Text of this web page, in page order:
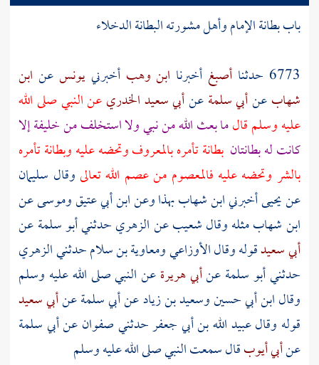
باب بطانة الإمام وأهل مشورته البطانة الدخلاء
6773 حدثنا
أصبغ أخبرنا ابن وهبأخبرنييونس عن ابن
شهابعنأبي سلمةعنأبي سعيد الخدريعن النبي صلى الله
عليه وسلم قالما بعث الله من نبي ولا استخلف من خليفة إلا
كانت له بطانتان بطانة تأمره بالمعروف وتحضه عليه وبطانة تأمره
بالشر وتحضه عليه فالمعصوم من عصم الله تعالىوقال سليمان
عن يحيى أخبرني ابن شهاب بهذا وعن ابن أبي عتيق وموسى عن
ابن شهاب مثله وقال شعيب عن الزهري حدثني أبو سلمة عن
أبي سعيدقوله وقال الأوزاعي ومعاوية بن سلام حدثني الزهري
حدثني أبو سلمة عنأبي هريرةعن النبي صلى الله عليه وسلم
وقال ابن أبي حسين وسعيد بن زياد عن أبي سلمة عنأبي سعيد
قوله وقال عبيد الله بن أبي جعفر حدثني صفوان عن أبي سلمة
عنأبي أيوبقال سمعت النبي صلى الله عليه وسلم